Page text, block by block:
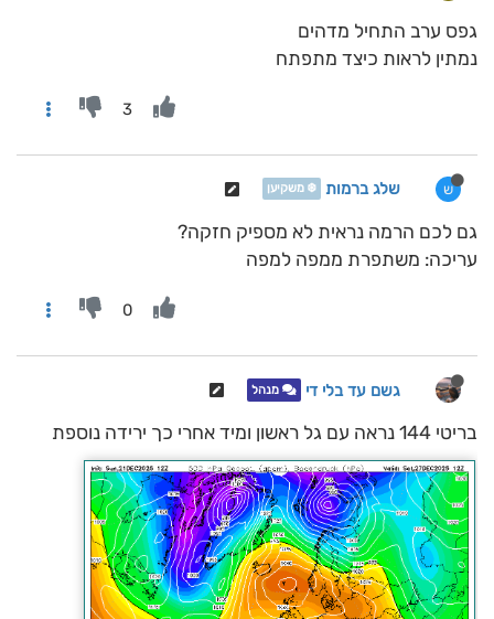
גפס ערב התחיל מדהים
נמתין לראות כיצד מתפתח
3
ש שלג ברמות ❄️ משקיען
גם לכם הרמה נראית לא מספיק חזקה?
עריכה: משתפרת ממפה למפה
0
גשם עד בלי די מנהל
בריטי 144 נראה עם גל ראשון ומיד אחרי כך ירידה נוספת